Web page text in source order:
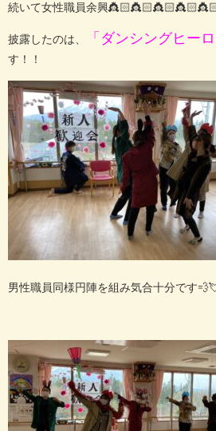
続いて女性職員余興
披露したのは、 「ダンシングヒーロ
す！！
男性職員同様円陣を組み気合十分です